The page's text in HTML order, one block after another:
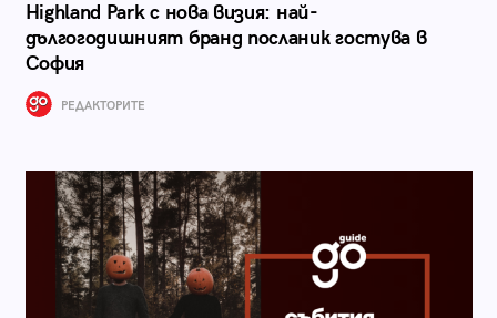
Highland Park с нова визия: най-
дългогодишният бранд посланик гостува в
София
РЕДАКТОРИТЕ